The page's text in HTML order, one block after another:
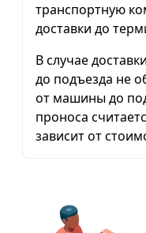
транспортную
доставки до
В случае
до подъезда не
от машины до
проноса
зависит от